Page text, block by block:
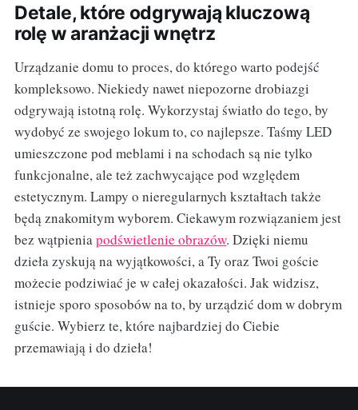
Detale, które odgrywają kluczową
rolę w aranżacji wnętrz
Urządzanie domu to proces, do którego warto podejść
kompleksowo. Niekiedy nawet niepozorne drobiazgi
odgrywają istotną rolę. Wykorzystaj światło do tego, by
wydobyć ze swojego lokum to, co najlepsze. Taśmy LED
umieszczone pod meblami i na schodach są nie tylko
funkcjonalne, ale też zachwycające pod względem
estetycznym. Lampy o nieregularnych kształtach także
będą znakomitym wyborem. Ciekawym rozwiązaniem jest
bez wątpieniapodświetlenie obrazów. Dzięki niemu
dzieła zyskują na wyjątkowości, a Ty oraz Twoi goście
możecie podziwiać je w całej okazałości. Jak widzisz,
istnieje sporo sposobów na to, by urządzić dom w dobrym
guście. Wybierz te, które najbardziej do Ciebie
przemawiają i do dzieła!